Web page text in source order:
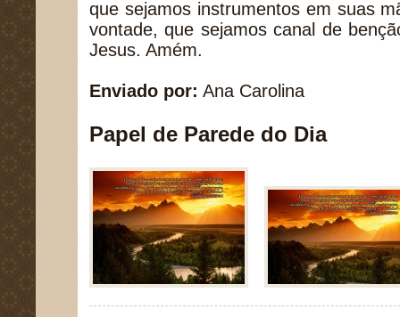
que sejamos instrumentos em suas
vontade, que sejamos canal de
Jesus. Amém.
Enviado por: Ana Carolina
Papel de Parede do Dia